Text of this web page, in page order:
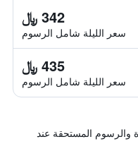
342 ﷼
سعر الليلة شامل الرسوم
435 ﷼
سعر الليلة شامل الرسوم
والرسوم المستحقة عند